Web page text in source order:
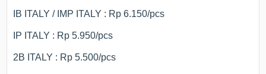
IB ITALY / IMP ITALY : Rp 6.150/pcs
IP ITALY : Rp 5.950/pcs
2B ITALY : Rp 5.500/pcs